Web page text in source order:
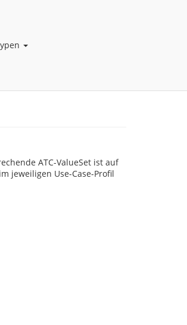
ATC-ValueSet ist auf
jeweiligen Use-Case-Profil